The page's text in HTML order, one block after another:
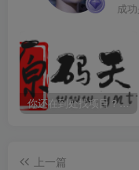
成
你还在到处找项目？还在当韭菜？我靠卖项目一个月收入5万+，曾经我也是个失败者。
上一篇